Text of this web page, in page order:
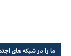
ما را در شبکه های